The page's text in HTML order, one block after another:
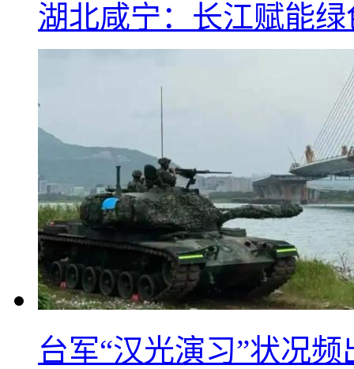
湖北咸宁：长江赋能
台军“汉光演习”状况